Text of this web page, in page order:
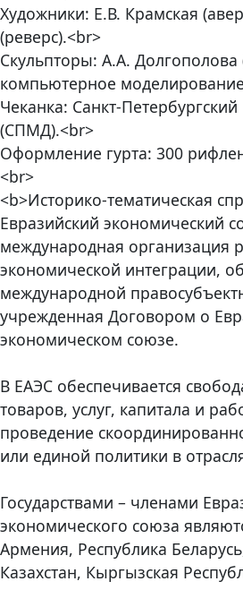
Художники: Е.В. Крамская
(реверс).<br>
Скульпторы: А.А. Долгополова
компьютерное
Чеканка: Санкт-
(СПМД).<br>
Оформление гурта: 300
<br>
<b>Историко-тематическая
Евразийский экономический
международная организация
экономической интеграции,
международной
учрежденная Договором о
экономическом союзе.
В ЕАЭС обеспечивается
товаров, услуг, капитала и
проведение
или единой политики в
Государствами – членами
экономического союза
Армения, Республика
Казахстан, Кыргызская